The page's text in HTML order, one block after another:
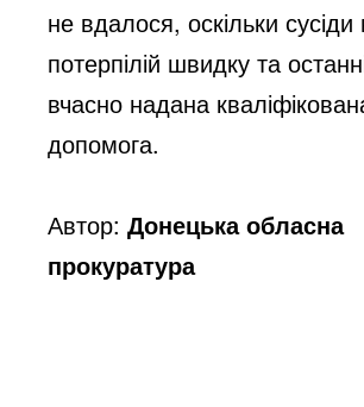
не вдалося, оскільки
потерпілій швидку та
вчасно надана
допомога.
Автор:Донецька обласна
прокуратура